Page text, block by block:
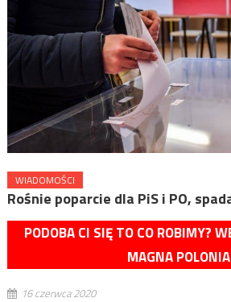
WIADOMOŚCI
Rośnie poparcie dla PiS i PO,
PODOBA CI SIĘ TO CO ROBIMY?
MAGNA
16 czerwca 2020